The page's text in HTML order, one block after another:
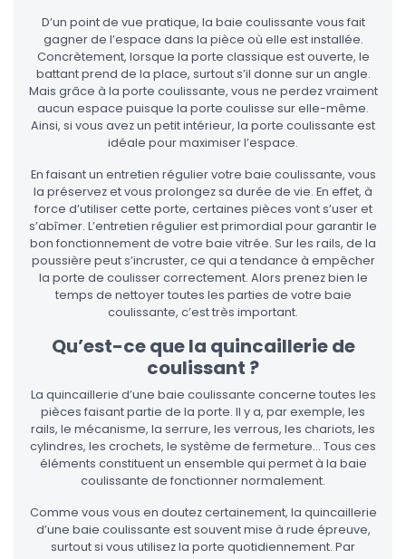
D’un point de vue pratique, la baie coulissante vous fait
gagner de l’espace dans la pièce où elle est installée.
Concrètement, lorsque la porte classique est ouverte, le
battant prend de la place, surtout s’il donne sur un angle.
Mais grâce à la porte coulissante, vous ne perdez vraiment
aucun espace puisque la porte coulisse sur elle-même.
Ainsi, si vous avez un petit intérieur, la porte coulissante est
idéale pour maximiser l’espace.
En faisant un entretien régulier votre baie coulissante, vous
la préservez et vous prolongez sa durée de vie. En effet, à
force d’utiliser cette porte, certaines pièces vont s’user et
s’abîmer. L’entretien régulier est primordial pour garantir le
bon fonctionnement de votre baie vitrée. Sur les rails, de la
poussière peut s’incruster, ce qui a tendance à empêcher
la porte de coulisser correctement. Alors prenez bien le
temps de nettoyer toutes les parties de votre baie
coulissante, c’est très important.
Qu’est-ce que la quincaillerie de
coulissant ?
La quincaillerie d’une baie coulissante concerne toutes les
pièces faisant partie de la porte. Il y a, par exemple, les
rails, le mécanisme, la serrure, les verrous, les chariots, les
cylindres, les crochets, le système de fermeture… Tous ces
éléments constituent un ensemble qui permet à la baie
coulissante de fonctionner normalement.
Comme vous vous en doutez certainement, la quincaillerie
d’une baie coulissante est souvent mise à rude épreuve,
surtout si vous utilisez la porte quotidiennement. Par